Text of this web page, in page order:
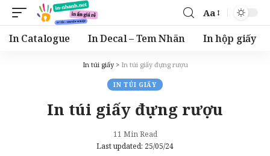
Font
Resizer
Aa
In Catalogue In Decal – Tem Nhãn In hộp giấy
In túi giấy> In túi giấy đựng rượu
IN TÚI GIẤY
In túi giấy đựng rượu
Last updated: 25/05/24
11 Min Read